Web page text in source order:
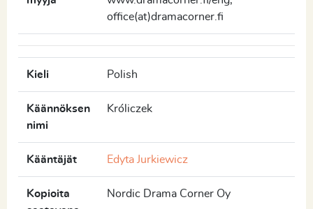
office(at)dramacorner.fi
Kieli Polish
Käännöksen
nimi
Króliczek
Kääntäjät Edyta Jurkiewicz
Kopioita
Nordic Drama Corner Oy